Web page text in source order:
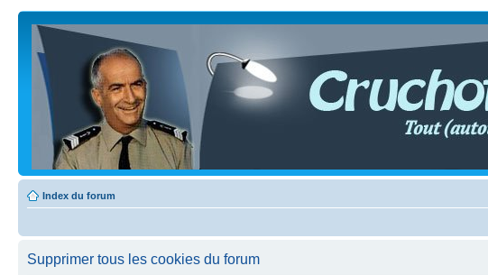
Index du forum
Supprimer tous les cookies du forum